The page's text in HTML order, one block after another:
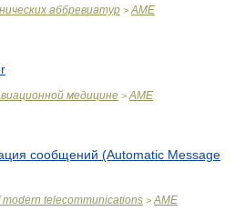
аббревиатур > AME
медицине > AME
сообщений (Automatic Message
telecommunications > AME